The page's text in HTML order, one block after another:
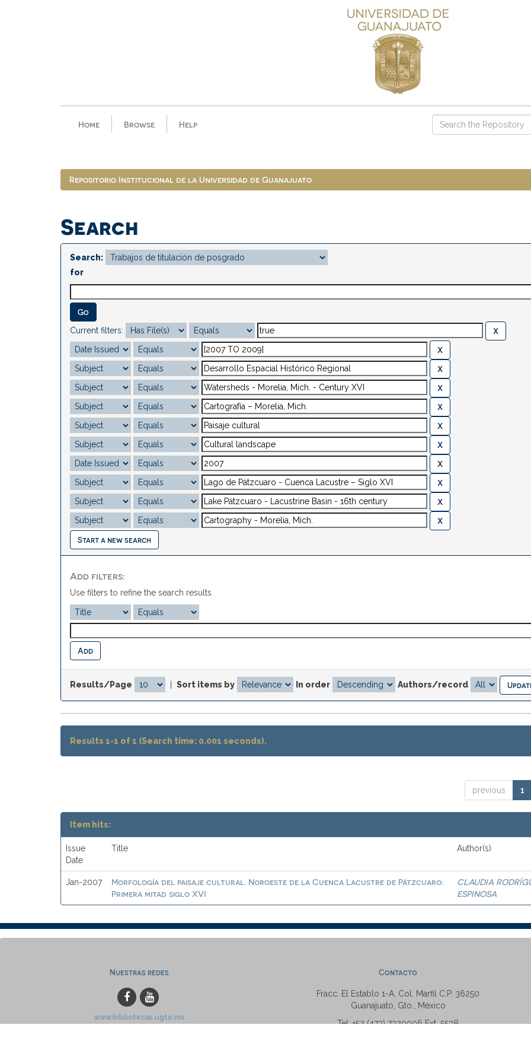
Home Browse Help
Repositorio Institucional de la Universidad de Guanajuato
Search
Search:
for
Current filters:
Start a new search
Add filters:
Use filters to refine the search results.
Results/Page Sort items by In order Authors/record
Results 1-1 of 1 (Search time: 0.001 seconds).
previous 1
Item hits:
Issue
Date
Title Author(s)
Jan-2007
Morfología del paisaje cultural. Noroeste de la Cuenca Lacustre de Pátzcuaro:
Primera mitad siglo XVI
CLAUDIA
ESPINOSA
Nuestras redes
www.bibliotecas.ugto.mx
Contacto
Fracc. El Establo 1-A, Col. Marfil C.P. 36250
Guanajuato, Gto., México
Tel: +52 (473) 7320006 Ext. 5538